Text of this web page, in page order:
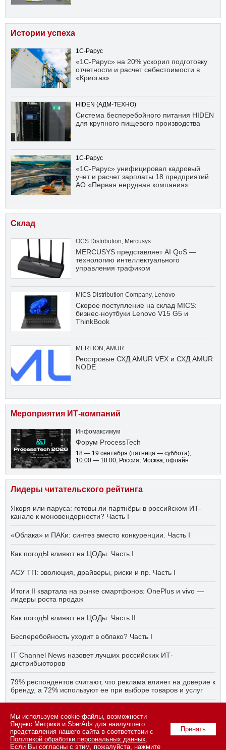
Истории успеха
1С-Рарус
«1С-Рарус» на 20% ускорил подготовку
отчетности и расчет себестоимости в
«Криогаз»
HIDEN (АДМ-ТЕХНО)
Система бесперебойного питания HIDEN
для крупного пищевого производства
1С-Рарус
«1С-Рарус» унифицировал кадровый
учет и расчет зарплаты 18 предприятий
АО «Первая нерудная компания»
Склад
OCS Distribution, Mercusys
MERCUSYS представляет AI QoS —
технологию интеллектуального
управления трафиком
MICS Distribution Company, Lenovo
Скорое поступление на склад MICS:
бизнес-ноутбуки Lenovo V15 G5 и
ThinkBook
MERLION ,AMUR
Ресстровые СХД AMUR VEX и СХД AMUR
NODE
Мероприятия ИТ-компаний
Инфомаксимум
Форум ProcessTech
18 — 19 сентября (пятница — суббота),
10:00 — 18:00, Россия, Москва, офлайн
Лидеры читательского рейтинга
Якоря или паруса: готовы ли партнёры в российском ИТ-
канале к моновендорности? Часть I
«Облака» и ПАКи: синтез вместо конкуренции. Часть I
Как погодЫ влияют на ЦОДы. Часть I
АСУ ТП: эволюция, драйверы, риски и пр. Часть I
Итоги II квартала на рынке смартфонов: OnePlus и vivo —
лидеры роста продаж
Как погодЫ влияют на ЦОДы. Часть II
Бесперебойность уходит в облако? Часть I
IT Channel News назовет лучших российских ИТ-
дистрибьюторов
79% респондентов считают, что реклама влияет на доверие к
бренду, а 72% используют ее при выборе товаров и услуг
ПО нужно всё сразу? Часть I
© 2026 ООО «СК ПРЕСС».Политика конфиденциальности
Принять
Мы используем cookie-файлы, возможности
Яндекс.Метрики и SberAds для наилучшего
представления нашего сайта в соответствии с
Политикой обработки персональных данных.
Если Вы согласны с этим, пожалуйста, нажмите